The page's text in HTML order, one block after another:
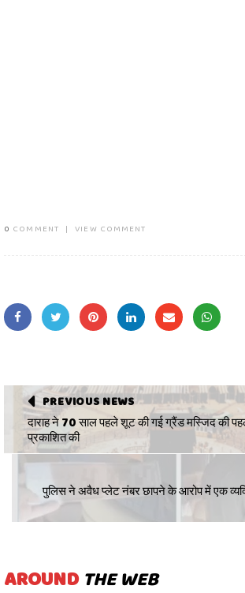
0 COMMENT | VIEW COMMENT
PREVIOUS NEWS
दाराह ने 70 साल पहले शूट की गई ग्रैंड मस्जिद की
प्रकाशित की
पुलिस ने अवैध प्लेट नंबर छापने के आरोप में एक
AROUND THE WEB